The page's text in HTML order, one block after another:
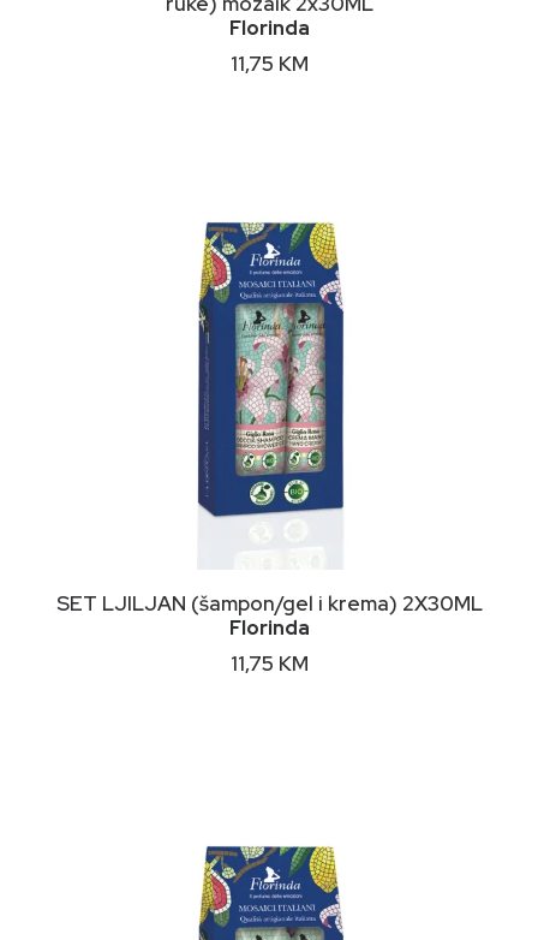
Florinda
11,75 KM
DODAJ U KORPU
SET LJILJAN (šampon/gel i krema) 2X30ML
Florinda
11,75 KM